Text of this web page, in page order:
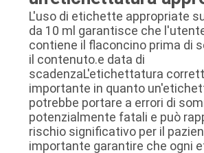
L'uso di etichette appropriate
da 10 ml garantisce che
contiene il flaconcino prima di
il contenuto.e data di
scadenzaL'etichettatura
importante in quanto
potrebbe portare a errori di
potenzialmente fatali e può
rischio significativo per il
importante garantire che ogni